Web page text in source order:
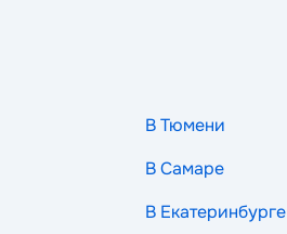
В Тюмени
В Самаре
В Екатеринбурге